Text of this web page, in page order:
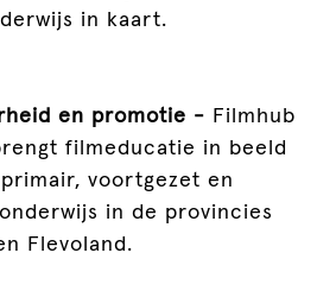
in kaart.
en promotie - Filmhub
filmeducatie in beeld
voortgezet en
in de provincies
Flevoland.